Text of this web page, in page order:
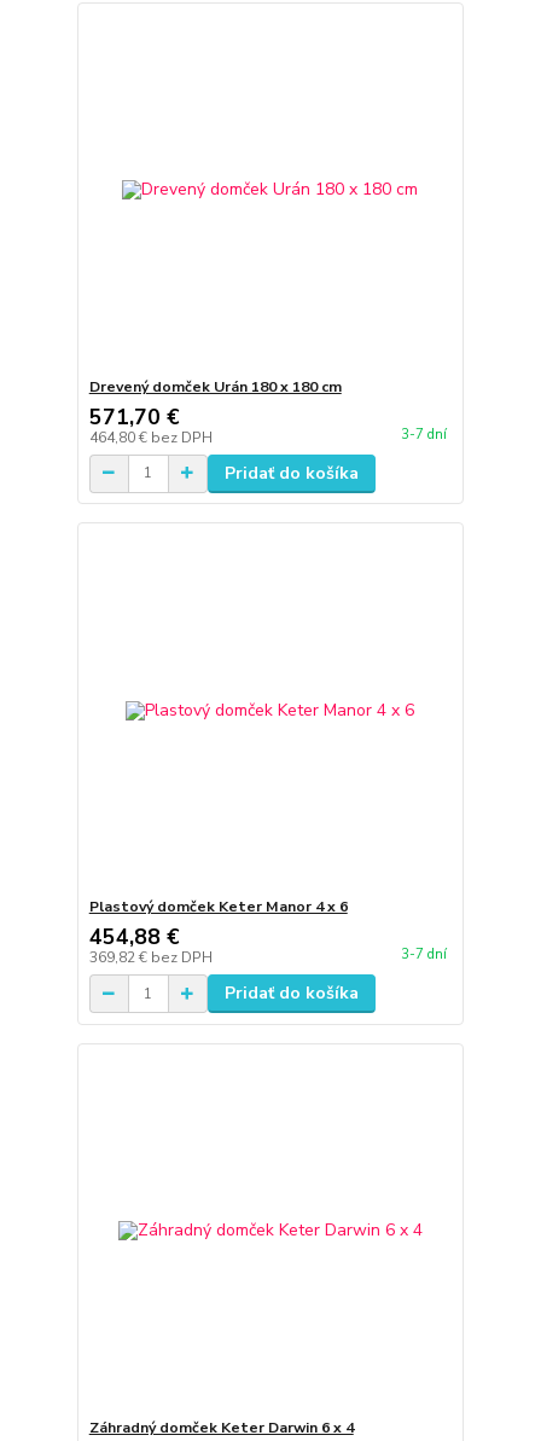
Drevený domček Urán 180 x 180 cm
571,70 €
464,80 € bez DPH 3-7 dní
Pridať do košíka
Plastový domček Keter Manor 4 x 6
454,88 €
369,82 € bez DPH 3-7 dní
Pridať do košíka
Záhradný domček Keter Darwin 6 x 4